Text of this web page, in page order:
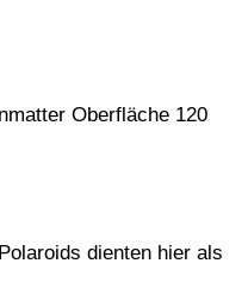
Oberfläche 120
dienten hier als